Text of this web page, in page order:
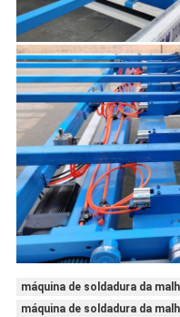
máquina de soldadura da
máquina de soldadura da